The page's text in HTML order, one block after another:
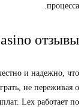
процесса.
отзывы
и надежно, что
не переживая о
Lex работает по